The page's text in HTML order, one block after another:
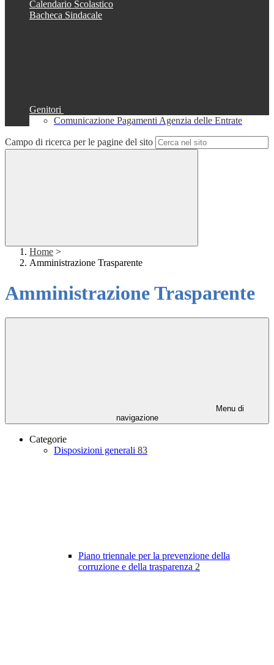
Calendario Scolastico
Bacheca Sindacale
Genitori
Comunicazione Pagamenti Agenzia delle Entrate
Campo di ricerca per le pagine del sito
Home >
Amministrazione Trasparente
Amministrazione Trasparente
Menu di
navigazione
Categorie
Disposizioni generali 83
Piano triennale per la prevenzione della
corruzione e della trasparenza 2